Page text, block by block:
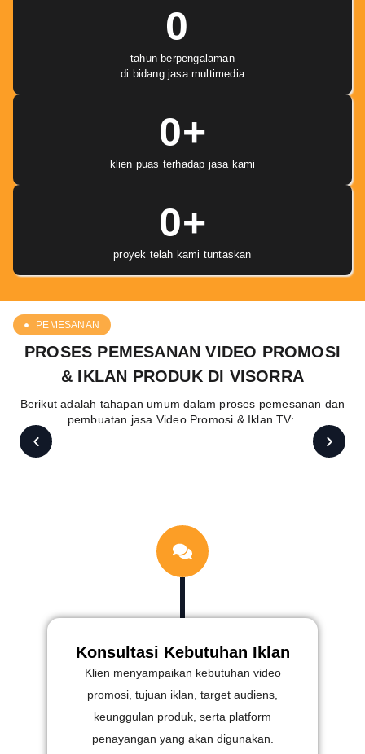
tahun berpengalaman
di bidang jasa multimedia
0
klien puas terhadap jasa kami
0+
proyek telah kami tuntaskan
0+
PEMESANAN
PROSES PEMESANAN VIDEO PROMOSI
& IKLAN PRODUK DI VISORRA
Berikut adalah tahapan umum dalam proses pemesanan dan
pembuatan jasa Video Promosi & Iklan TV:
Konsultasi Kebutuhan Iklan
Klien menyampaikan kebutuhan video
promosi, tujuan iklan, target audiens,
keunggulan produk, serta platform
penayangan yang akan digunakan.